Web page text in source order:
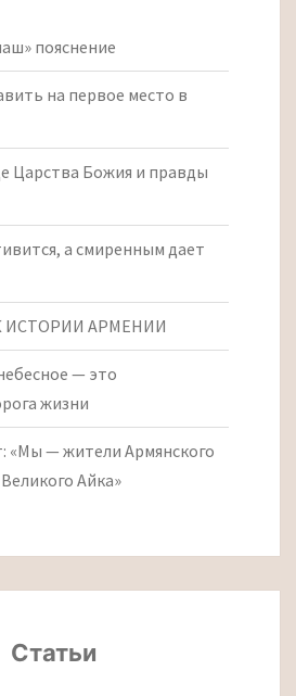
пояснение
на первое место в
Царства Божия и правды
а смиренным дает
ИСТОРИИ АРМЕНИИ
— это
жизни
«Мы — жители Армянского
Айка»
Статьи